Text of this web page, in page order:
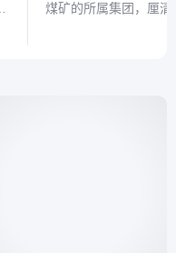
煤矿的所属集团，厘